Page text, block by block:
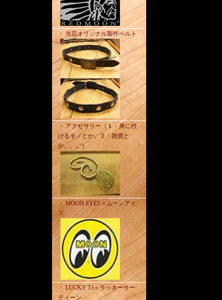
・ 当店オリジナル製作ベルト
・ アクセサリー（１：身に付
けるモノとか。２：雑貨と
か。。。）
・ MOON EYES＝ムーンアイ
ズ
・ LUCKY 13＝ラッキーサー
ティーン